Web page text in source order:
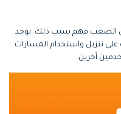
من الصعب فهم سبب ذلك. يوجد
تنزيل واستخدام المسارات
آخرين.